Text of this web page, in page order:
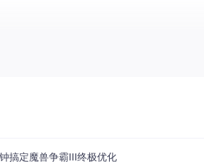
配
搞定魔兽争霸III终极优化